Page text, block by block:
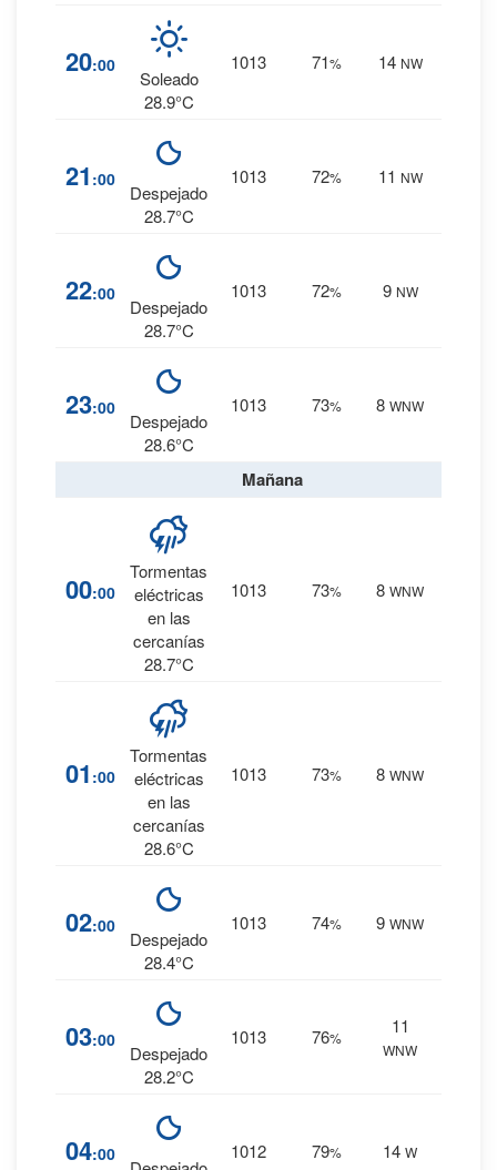
20:00
Soleado
28.9°C
1013 71% 14 NW
21 :00
Despejado
28.7°C
1013 72% 11 NW
22:00
Despejado
28.7°C
1013 72% 9 NW
23:00
Despejado
28.6°C
1013 73% 8 WNW
Mañana
00:00
Tormentas
eléctricas
en las
cercanías
28.7°C
1013 73% 8 WNW
01 :00
Tormentas
eléctricas
en las
cercanías
28.6°C
1013 73% 8 WNW
02:00
Despejado
28.4°C
1013 74% 9 WNW
03:00
Despejado
28.2°C
1013 76%
11
WNW
04:00 1012 79% 14 W